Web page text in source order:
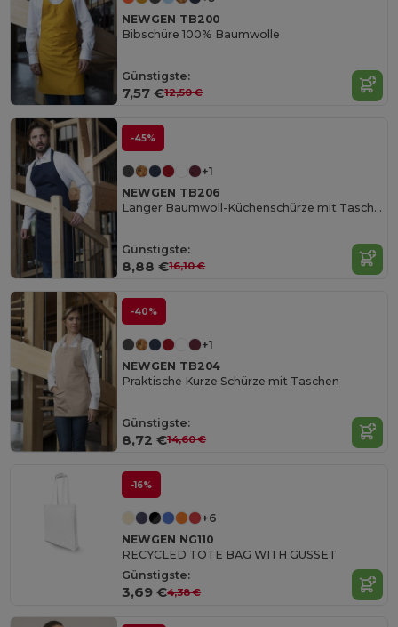
NEWGEN TB200
Bibschüre 100% Baumwolle
Günstigste:
7,57 €12,50 €
-45%
+1
NEWGEN TB206
Langer Baumwoll-Küchenschürze mit Taschen
Günstigste:
8,88 €16,10 €
-40%
+1
NEWGEN TB204
Praktische Kurze Schürze mit Taschen
Günstigste:
8,72 €14,60 €
-16%
+6
NEWGEN NG110
RECYCLED TOTE BAG WITH GUSSET
Günstigste:
3,69 €4,38 €